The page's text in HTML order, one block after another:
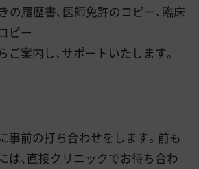
の履歴書、医師免許のコピー、臨床
ピー
案内し、サポートいたします。
事前の打ち合わせをします。前も
は、直接クリニックでお待ち合わ